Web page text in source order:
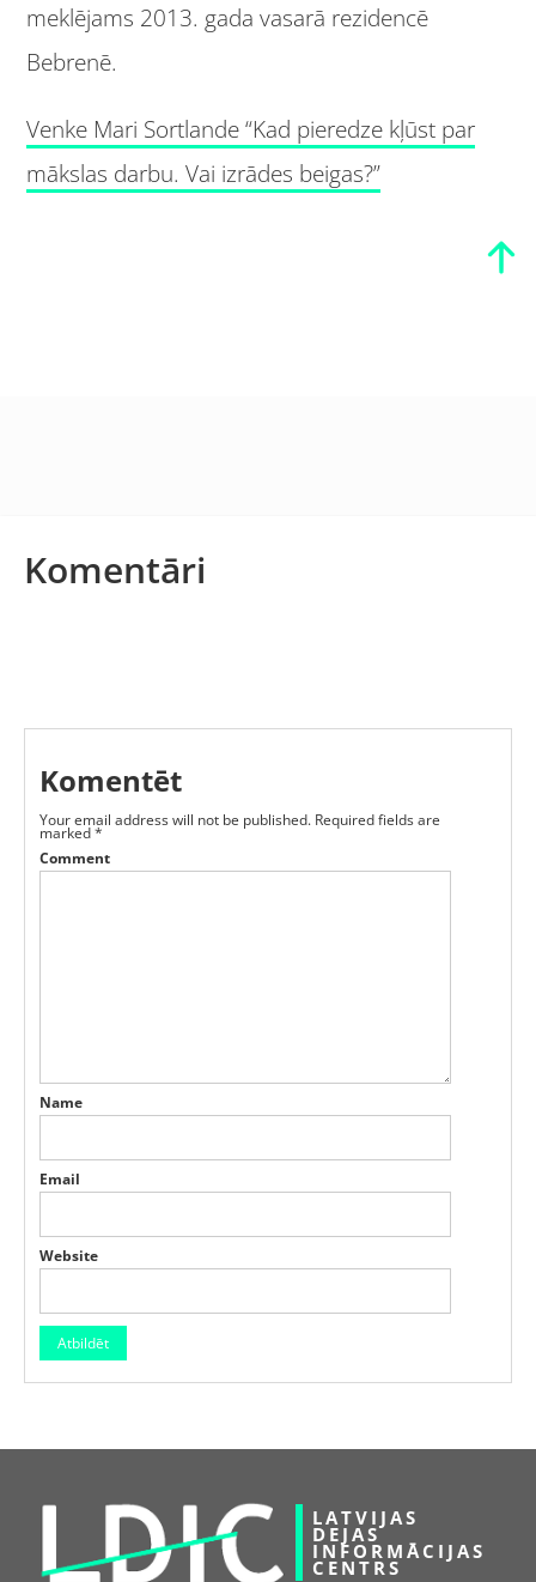
meklējams 2013. gada vasarā rezidencē
Bebrenē.
Venke Mari Sortlande “Kad pieredze kļūst par
mākslas darbu. Vai izrādes beigas?”
Komentāri
Komentēt
Your email address will not be published. Required fields are
marked*
Comment
Name
Email
Website
LATVIJAS
DEJAS
INFORMĀCIJAS
CENTRS